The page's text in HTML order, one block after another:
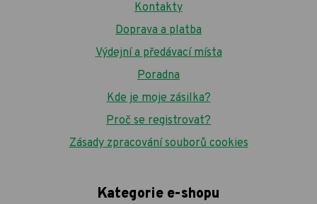
Kontakty
Doprava a platba
Výdejní a předávací místa
Poradna
Kde je moje zásilka?
Proč se registrovat?
Zásady zpracování souborů cookies
Kategorie e-shopu